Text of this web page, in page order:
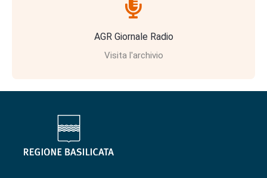
AGR Giornale Radio
Visita l'archivio